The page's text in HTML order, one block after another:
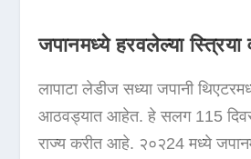
जपानमध्ये हरवलेल्या स्त्रिया
लापाटा लेडीज सध्या जपानी
आठवड्यात आहेत. हे सलग 115
राज्य करीत आहे. २०२24 मध्ये